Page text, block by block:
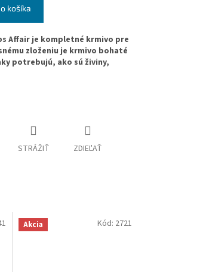
košíka
Affair je kompletné krmivo pre
zloženiu je krmivo bohaté
potrebujú, ako sú živiny,
STRÁŽIŤ ZDIEĽAŤ
Akcia Kód: 2721